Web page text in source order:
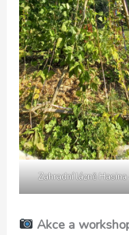
Zahradní lázně Hasina
Akce a